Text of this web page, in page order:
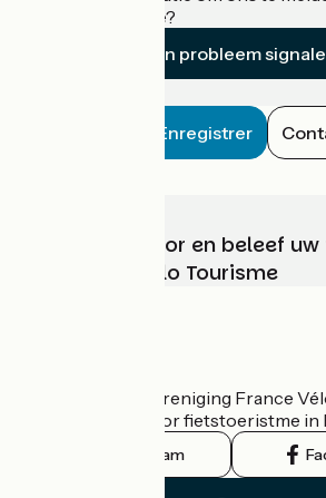
accommodatie?
Een probleem
Enregistrer
Kies, bereid voor en beleef
met France Vélo Tourisme
De nationale vereniging France
officiële gids voor fietstoeristme in
Instagram